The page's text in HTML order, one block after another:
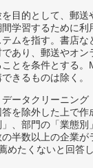
目的として、郵送
学習するために利
ムを指す。書店な
あり、郵送やオン
とを条件とする。
きるものは除く。
ータクリーニング
を除外した上で作
、部門の「業態
半数以上の企業が
たくないと回答